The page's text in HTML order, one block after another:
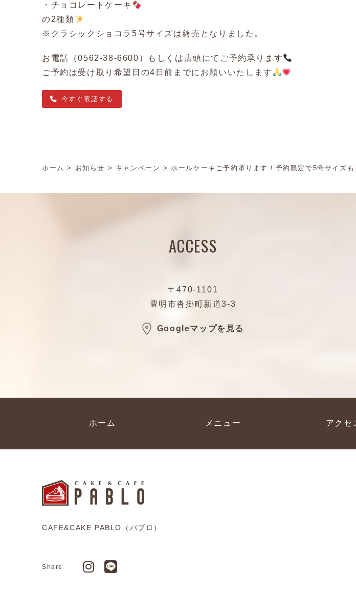
・チョコレートケーキ
の2種類
※クラシックショコラ5号サイズは終売となりました。
お電話（0562-38-6600）もしくは店頭にてご予約承ります
ご予約は受け取り希望日の4日前までにお願いいたします
今すぐ電話する
ホーム > お知らせ > キャンペーン >ホールケーキご予約承ります！予約限定で5号サイズも
ACCESS
〒470-1101
豊明市沓掛町新道3-3
Googleマップを見る
ホーム メニュー アクセ
CAFE&CAKE PABLO（パブロ）
Share